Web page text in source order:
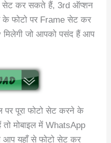
सेट कर सकते हैं, 3rd ऑप्शन
फोटो पर Frame सेट कर
मिलेगी जो आपको पसंद हैं आप
पर पूरा फोटो सेट करने के
मोबाइल में WhatsApp
आप यहाँ से फोटो सेट कर